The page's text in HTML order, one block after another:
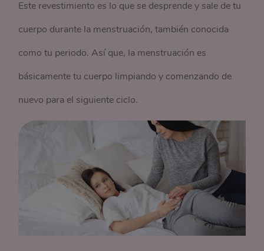
Este revestimiento es lo que se desprende y sale de tu
cuerpo durante la menstruación, también conocida
como tu periodo. Así que, la menstruación es
básicamente tu cuerpo limpiando y comenzando de
nuevo para el siguiente ciclo.